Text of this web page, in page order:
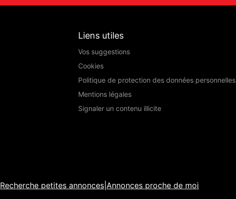
Liens utiles
Vos suggestions
Cookies
Politique de protection des données personnelles
Mentions légales
Signaler un contenu illicite
Recherche petites annonces Annonces proche de moi